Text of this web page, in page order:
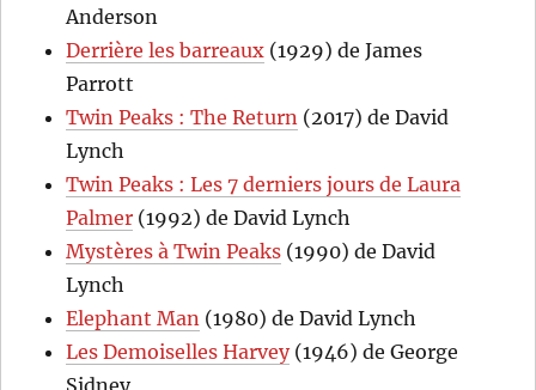
Anderson
Derrière les barreaux (1929) de James
Parrott
Twin Peaks : The Return (2017) de David
Lynch
Twin Peaks : Les 7 derniers jours de Laura
Palmer (1992) de David Lynch
Mystères à Twin Peaks (1990) de David
Lynch
Elephant Man (1980) de David Lynch
Les Demoiselles Harvey(1946) de George
Sidney